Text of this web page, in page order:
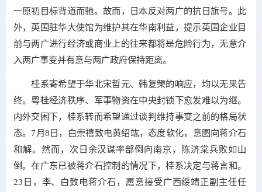
一原初目标背道而驰。故而，日本反对两广的抗日旗号。此
外，英国驻华大使馆为维护其在华南利益，提示英国企业目
前与两广进行经济或商业上的往来都将是危险行为，无意介
入两广事变并有意与两广政府保持距离。
桂系寄希望于华北宋哲元、韩复榘的响应，均以无果告
终。粤桂经济秩序、军事物资在中央封锁下愈发难以为继。
内外交困下，桂系转而希望通过谈判维持事变之前的格局状
态。7月8日，白崇禧致电黄绍竑，态度软化，意图向蒋介石
和解。然而，次日余汉谋率部倒向南京，陈济棠兵败如山
倒。在广东已被蒋介石控制的情况下，桂系决定与蒋言和。
23日，李、白致电蒋介石，愿意接受广西绥靖正副主任任